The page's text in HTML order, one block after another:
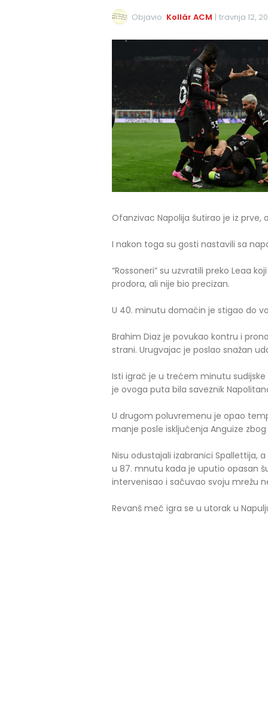
Objavio: Kollár ACM | travnja 12,
Ofanzivac Napolija šutirao je iz prve,
I nakon toga su gosti nastavili sa
“Rossoneri” su uzvratili preko Leaa
prodora, ali nije bio precizan.
U 40. minutu domaćin je stigao do
Brahim Diaz je povukao kontru i
strani. Urugvajac je poslao snažan
Isti igrač je u trećem minutu
je ovoga puta bila saveznik
U drugom poluvremenu je opao
manje posle isključenja Anguize
Nisu odustajali izabranici Spallettija,
u 87. mnutu kada je uputio opasan
intervenisao i sačuvao svoju mrežu
Revanš meč igra se u utorak u